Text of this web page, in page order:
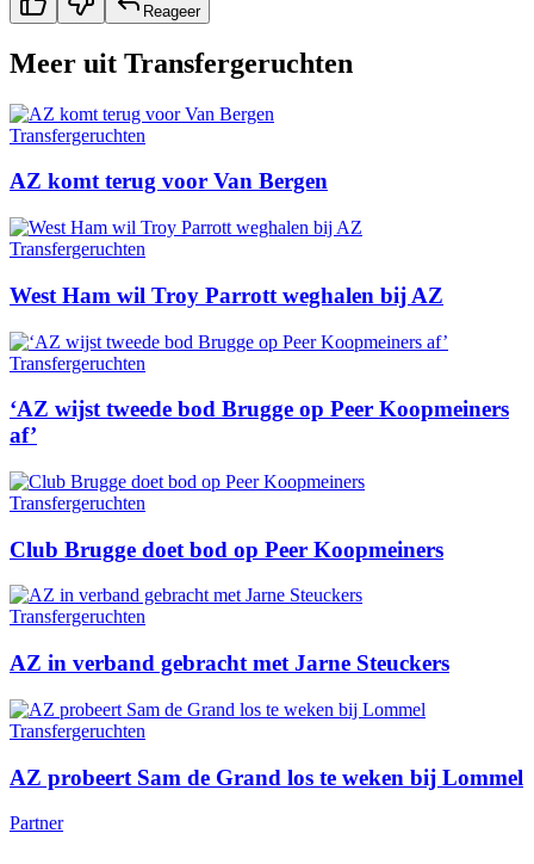
Reageer
Meer uit Transfergeruchten
Transfergeruchten
AZ komt terug voor Van Bergen
Transfergeruchten
West Ham wil Troy Parrott weghalen bij AZ
Transfergeruchten
‘AZ wijst tweede bod Brugge op Peer Koopmeiners
af’
Transfergeruchten
Club Brugge doet bod op Peer Koopmeiners
Transfergeruchten
AZ in verband gebracht met Jarne Steuckers
Transfergeruchten
AZ probeert Sam de Grand los te weken bij Lommel
Partner